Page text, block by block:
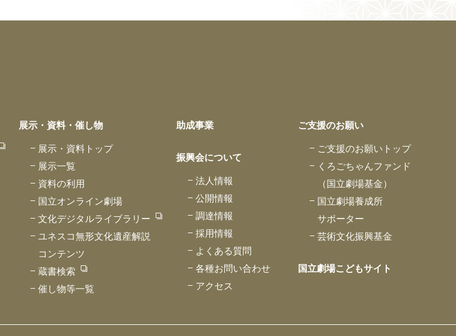
展示・資料・催し物
展示・資料トップ
展示一覧
資料の利用
国立オンライン劇場
文化デジタルライブラリー
ユネスコ無形文化遺産解説
コンテンツ
蔵書検索
催し物等一覧
助成事業
振興会について
法人情報
公開情報
調達情報
採用情報
よくある質問
各種お問い合わせ
アクセス
ご支援のお願い
ご支援のお願いトップ
くろごちゃんファンド
（国立劇場基金）
国立劇場養成所
サポーター
芸術文化振興基金
国立劇場こどもサイト